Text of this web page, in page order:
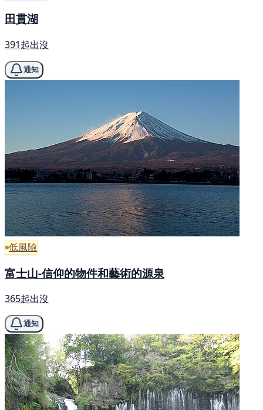
田貫湖
391起出沒
通知
低風險
富士山-信仰的物件和藝術的源泉
365起出沒
通知